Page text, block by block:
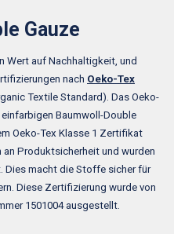
Gauze
Wert auf Nachhaltigkeit, und
nach Oeko-Tex
Textile Standard). Das Oeko-
Baumwoll-Double
Oeko-Tex Klasse 1 Zertifikat
Produktsicherheit und wurden
Dies macht die Stoffe sicher für
Diese Zertifizierung wurde von
1501004 ausgestellt.